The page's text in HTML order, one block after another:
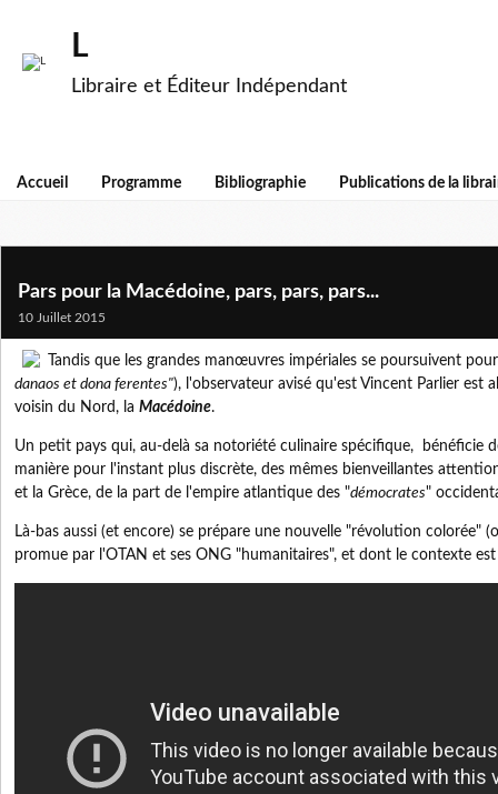
L
Libraire et Éditeur Indépendant
Accueil Programme Bibliographie Publications de la
Pars pour la Macédoine, pars, pars, pars...
10 Juillet 2015
Tandis que les grandes manœuvres impériales se poursuivent
danaos et dona ferentes"), l'observateur avisé qu'est Vincent Parlier est
voisin du Nord, la Macédoine.
Un petit pays qui, au-delà sa notoriété culinaire spécifique, bénéficie
manière pour l'instant plus discrète, des mêmes bienveillantes
et la Grèce, de la part de l'empire atlantique des "démocrates"
Là-bas aussi (et encore) se prépare une nouvelle "révolution colorée"
promue par l'OTAN et ses ONG "humanitaires", et dont le contexte